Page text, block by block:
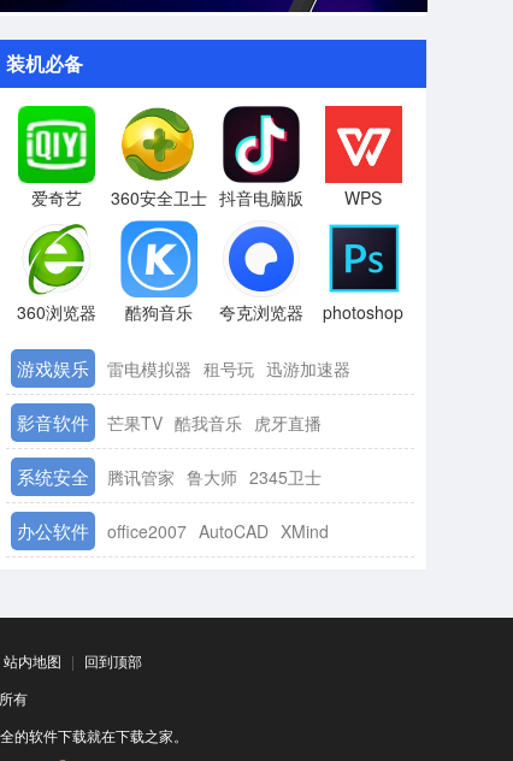
装机必备
爱奇艺 360安全卫士 抖音电脑版 WPS
360浏览器 酷狗音乐 夸克浏览器 photoshop
游戏娱乐 雷电模拟器 租号玩 迅游加速器
影音软件 芒果TV 酷我音乐 虎牙直播
系统安全 腾讯管家 鲁大师 2345卫士
办公软件 office2007 AutoCAD XMind
站内地图 | 回到顶部
有
软件下载就在下载之家。